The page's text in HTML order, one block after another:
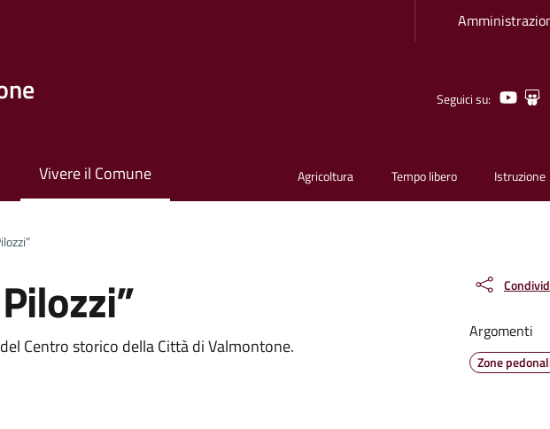
Seguici su:
Vivere il Comune Agricoltura Tempo libero Istruzione
Centro storico della Città di Valmontone.
Argomenti
Zone